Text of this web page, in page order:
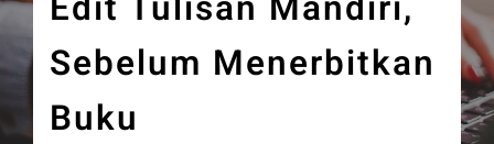
Sebelum Menerbitkan
Buku